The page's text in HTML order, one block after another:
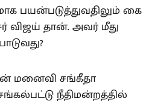
பயன்படுத்துவதிலும் கை
விஜய் தான். அவர் மீது
மனைவி சங்கீதா
நீதிமன்றத்தில்